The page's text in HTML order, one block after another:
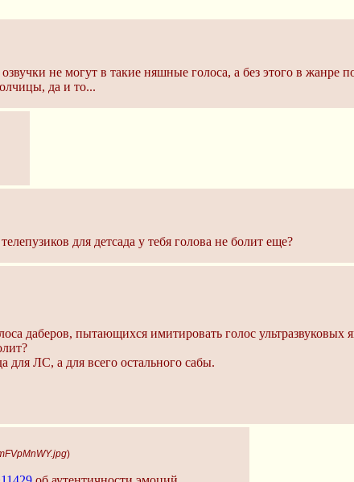
не могут в такие няшные голоса, а без этого в жанре
да и то...
для детсада у тебя голова не болит еще?
даберов, пытающихся имитировать голос
для ЛС, а для всего остального сабы.
)